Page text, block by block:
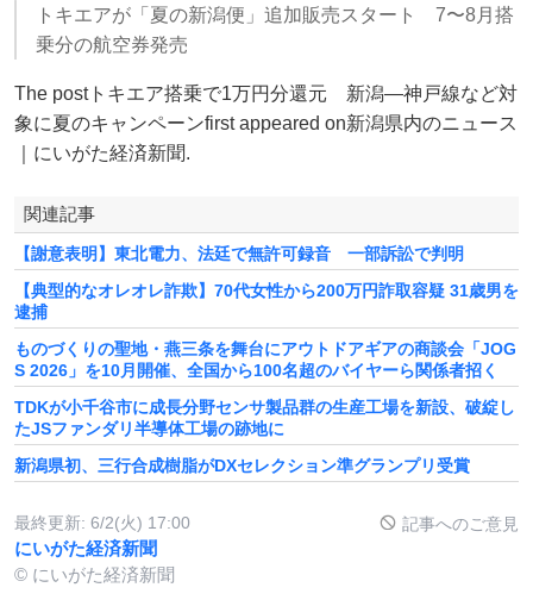
トキエアが「夏の新潟便」追加販売スタート 7〜8月搭
乗分の航空券発売
The postトキエア搭乗で1万円分還元 新潟―神戸線など対
象に夏のキャンペーンfirst appeared on新潟県内のニュース
｜にいがた経済新聞.
関連記事
【謝意表明】東北電力、法廷で無許可録音 一部訴訟で判明
【典型的なオレオレ詐欺】70代女性から200万円詐取容疑 31歳男を
逮捕
ものづくりの聖地・燕三条を舞台にアウトドアギアの商談会「JOG
S 2026」を10月開催、全国から100名超のバイヤーら関係者招く
TDKが小千谷市に成長分野センサ製品群の生産工場を新設、破綻し
たJSファンダリ半導体工場の跡地に
新潟県初、三行合成樹脂がDXセレクション準グランプリ受賞
最終更新: 6/2(火) 17:00 記事へのご意見
にいがた経済新聞
© にいがた経済新聞